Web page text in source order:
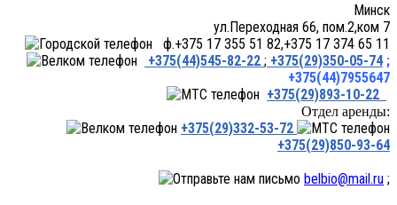
Минск
ул.Переходная 66, пом.2,ком 7
ф.+375 17 355 51 82,+375 17 374 65 11
+375(44)545-82-22 ; +375(29)350-05-74 ;
+375(44)7955647
+375(29)893-10-22
Отдел аренды:
+375(29)332-53-72
+375(29)850-93-64
belbio@mail.ru ;